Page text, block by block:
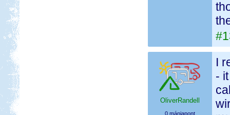
OliverRandell
0 mániapont
I
-